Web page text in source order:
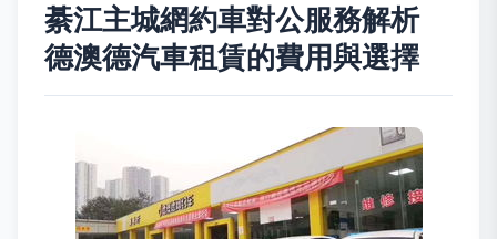
綦江主城網約車對公服務解析
德澳德汽車租賃的費用與選擇